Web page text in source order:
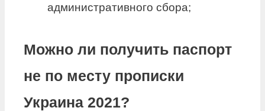
административного сбора;
Можно ли получить паспорт
не по месту прописки
Украина 2021?